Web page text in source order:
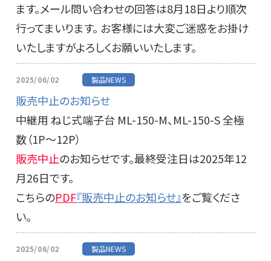
ます。メール問い合わせの回答は8月18日より順次
行ってまいります。 お客様には大変ご迷惑をお掛け
いたしますがよろしくお願いいたします。
2025/06/02 製品NEWS
販売中止のお知らせ
中継用 ねじ式端子台 ML-150-M、ML-150-S 全極
数（1P～12P）
販売中止のお知らせです。最終受注日は2025年12
月26日です。
こちらのPDF『販売中止のお知らせ』をご覧くださ
い。
2025/06/02 製品NEWS